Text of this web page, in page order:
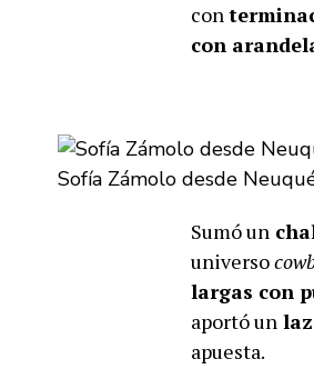
con
con
Sofía Zámolo desde
Sumó un
universo
largas con
aportó un
apuesta.